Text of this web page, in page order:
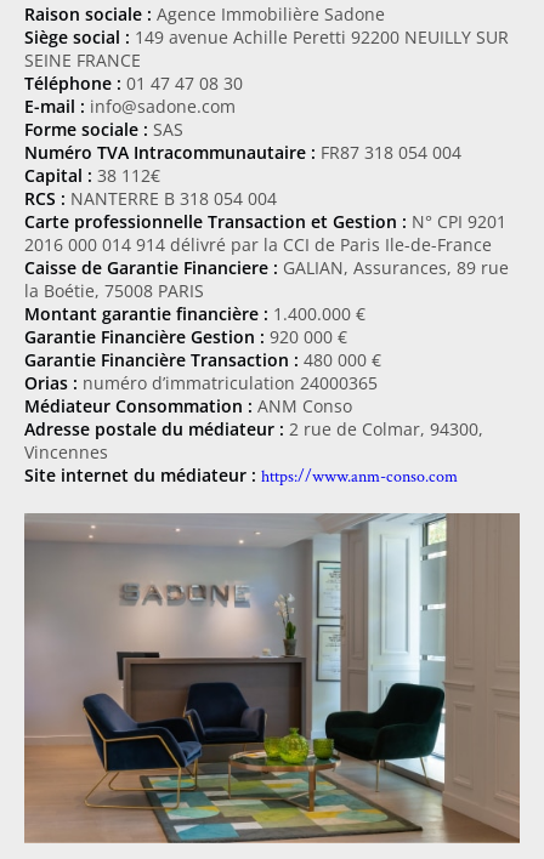
Raison sociale : Agence Immobilière Sadone
Siège social : 149 avenue Achille Peretti 92200 NEUILLY SUR
SEINE FRANCE
Téléphone : 01 47 47 08 30
E-mail : info@sadone.com
Forme sociale : SAS
Numéro TVA Intracommunautaire : FR87 318 054 004
Capital : 38 112€
RCS : NANTERRE B 318 054 004
Carte professionnelle Transaction et Gestion : N° CPI 9201
2016 000 014 914 délivré par la CCI de Paris Ile-de-France
Caisse de Garantie Financiere : GALIAN, Assurances, 89 rue
la Boétie, 75008 PARIS
Montant garantie financière : 1.400.000 €
Garantie Financière Gestion : 920 000 €
Garantie Financière Transaction : 480 000 €
Orias : numéro d’immatriculation 24000365
Médiateur Consommation : ANM Conso
Adresse postale du médiateur : 2 rue de Colmar, 94300,
Vincennes
Site internet du médiateur : https://www.anm-conso.com